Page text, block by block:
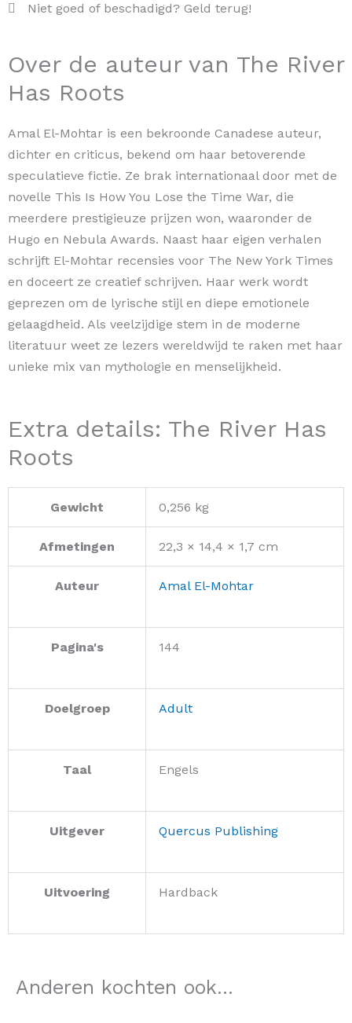
Niet goed of beschadigd? Geld terug!
Over de auteur van The River
Has Roots
Amal El-Mohtar is een bekroonde Canadese auteur,
dichter en criticus, bekend om haar betoverende
speculatieve fictie. Ze brak internationaal door met de
novelle This Is How You Lose the Time War, die
meerdere prestigieuze prijzen won, waaronder de
Hugo en Nebula Awards. Naast haar eigen verhalen
schrijft El-Mohtar recensies voor The New York Times
en doceert ze creatief schrijven. Haar werk wordt
geprezen om de lyrische stijl en diepe emotionele
gelaagdheid. Als veelzijdige stem in de moderne
literatuur weet ze lezers wereldwijd te raken met haar
unieke mix van mythologie en menselijkheid.
Extra details: The River Has
Roots
Gewicht 0,256 kg
Afmetingen 22,3 × 14,4 × 1,7 cm
Auteur Amal El-Mohtar
Pagina's 144
Doelgroep Adult
Taal Engels
Uitgever Quercus Publishing
Uitvoering Hardback
Anderen kochten ook...